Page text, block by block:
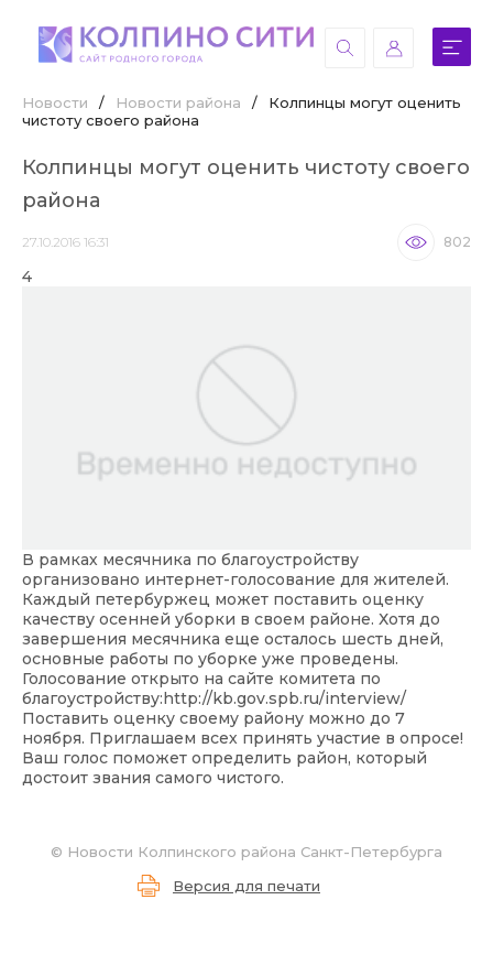
Новости / Новости района /
Колпинцы могут оценить
чистоту своего района
Колпинцы могут оценить чистоту своего
района
27.10.2016 16:31 802
4
В рамках месячника по благоустройству
организовано интернет-голосование для жителей.
Каждый петербуржец может поставить оценку
качеству осенней уборки в своем районе. Хотя до
завершения месячника еще осталось шесть дней,
основные работы по уборке уже проведены.
Голосование открыто на сайте комитета по
благоустройству:http://kb.gov.spb.ru/interview/
Поставить оценку своему району можно до 7
ноября. Приглашаем всех принять участие в опросе!
Ваш голос поможет определить район, который
достоит звания самого чистого.
© Новости Колпинского района Санкт-Петербурга
Версия для печати